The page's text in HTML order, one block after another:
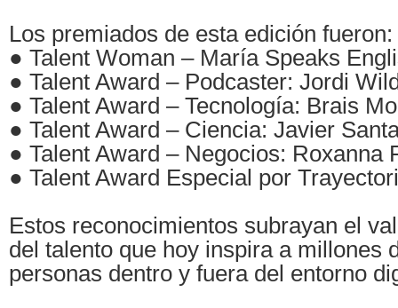
Los premiados de esta edición fueron:
● Talent Woman – María Speaks
● Talent Award – Podcaster: Jordi
● Talent Award – Tecnología: Brais
● Talent Award – Ciencia: Javier
● Talent Award – Negocios: Roxanna
● Talent Award Especial por
Estos reconocimientos subrayan el
del talento que hoy inspira a millones
personas dentro y fuera del entorno